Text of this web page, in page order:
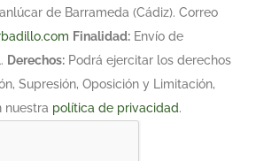
de Barrameda (Cádiz). Correo
Finalidad: Envío de
Derechos: Podrá ejercitar los derechos
Supresión, Oposición y Limitación,
nuestra política de privacidad.